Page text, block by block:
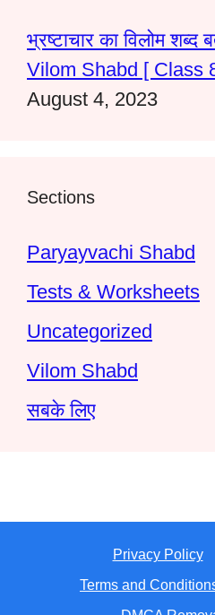
भ्रष्टाचार का विलोम शब्द
Vilom Shabd [ Class
August 4, 2023
Sections
Paryayvachi Shabd
Tests & Worksheets
Uncategorized
Vilom Shabd
सबके लिए
Privacy Policy
Terms and